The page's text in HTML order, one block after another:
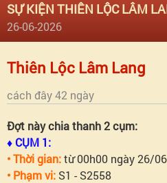
SỰ KIỆN THIÊN LỘC LÂM
26-06-2026
Thiên Lộc Lâm Lang
cách đây 42 ngày
Đợt này chia thanh 2 cụm:
♦ CỤM 1:
• Thời gian:từ 00h00 ngày 26/
• Phạm vi: S1 - S2558
Thiên
Lộc
Lâm
Lang